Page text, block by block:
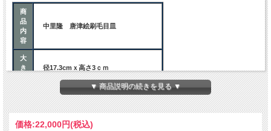
商
品
内
容
中里隆 唐津絵刷毛目皿
大
き
さ
径17.3cmｘ高さ3ｃｍ
ご注意事項
陶器は大変吸水性の高いものです。
新しい乾いた「やきもの」そのままお
▼ 商品説明の続きを見る ▼
価格:22,000円(税込)